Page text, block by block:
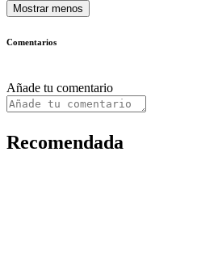
Mostrar menos
Comentarios
Añade tu comentario
Recomendada